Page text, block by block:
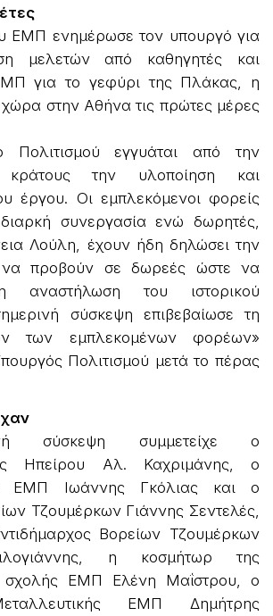
ΕΜΠ ενημέρωσε τον υπουργό για
μελετών από καθηγητές και
για το γεφύρι της Πλάκας, η
στην Αθήνα τις πρώτες μέρες
Πολιτισμού εγγυάται από την
την υλοποίηση και
έργου. Οι εμπλεκόμενοι φορείς
συνεργασία ενώ δωρητές,
Λούλη, έχουν ήδη δηλώσει την
να προβούν σε δωρεές ώστε να
αναστήλωση του ιστορικού
σύσκεψη επιβεβαίωσε τη
των εμπλεκομένων φορέων»
Πολιτισμού μετά το πέρας
σύσκεψη συμμετείχε ο
Ηπείρου Αλ. Καχριμάνης, ο
ΕΜΠ Ιωάννης Γκόλιας και ο
Τζουμέρκων Γιάννης Σεντελές,
Βορείων Τζουμέρκων
η κοσμήτωρ της
σχολής ΕΜΠ Ελένη Μαΐστρου, ο
ΕΜΠ Δημήτρης